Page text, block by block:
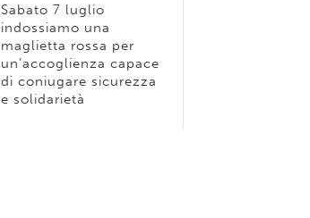
Sabato 7 luglio
indossiamo una
maglietta rossa per
un’accoglienza capace
di coniugare sicurezza
e solidarietà